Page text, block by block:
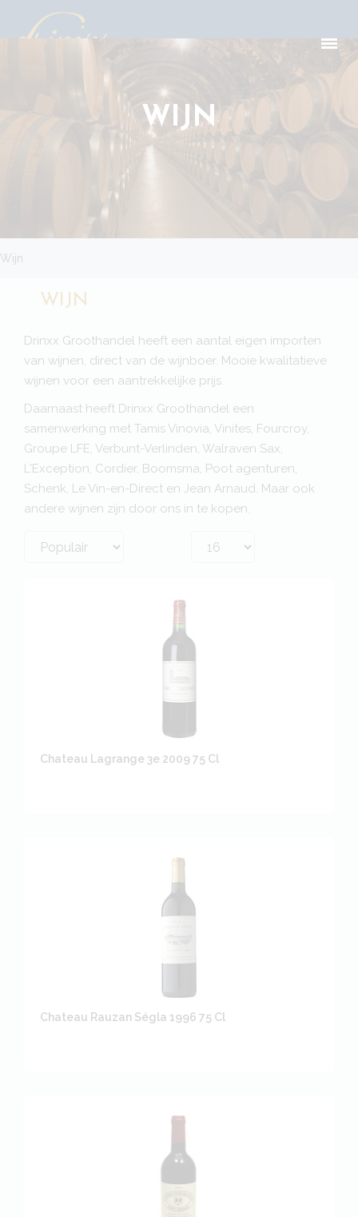
WIJN
Wijn
WIJN
Drinxx Groothandel heeft een aantal eigen importen
van wijnen, direct van de wijnboer. Mooie kwalitatieve
wijnen voor een aantrekkelijke prijs.
Daarnaast heeft Drinxx Groothandel een
samenwerking met Tamis Vinovia, Vinites, Fourcroy,
Groupe LFE, Verbunt-Verlinden, Walraven Sax,
L'Exception, Cordier, Boomsma, Poot agenturen,
Schenk, Le Vin-en-Direct en Jean Arnaud. Maar ook
andere wijnen zijn door ons in te kopen.
Chateau Lagrange 3e 2009 75 Cl
Chateau Rauzan Ségla 1996 75 Cl